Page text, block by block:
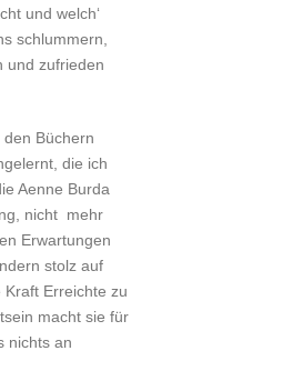
und welch‘
schlummern,
und zufrieden
Büchern
die ich
Aenne Burda
nicht mehr
Erwartungen
stolz auf
Erreichte zu
macht sie für
nichts an